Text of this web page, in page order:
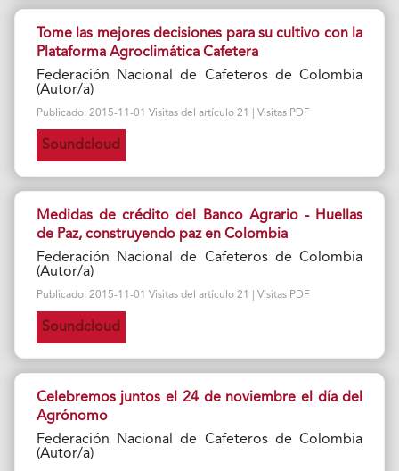
Tome las mejores decisiones para su cultivo con la
Plataforma Agroclimática Cafetera
Federación Nacional de Cafeteros de Colombia
(Autor/a)
Publicado: 2015-11-01 Visitas del artículo 21 | Visitas PDF
Soundcloud
Medidas de crédito del Banco Agrario - Huellas
de Paz, construyendo paz en Colombia
Federación Nacional de Cafeteros de Colombia
(Autor/a)
Publicado: 2015-11-01 Visitas del artículo 21 | Visitas PDF
Soundcloud
Celebremos juntos el 24 de noviembre el día del
Agrónomo
Federación Nacional de Cafeteros de Colombia
(Autor/a)